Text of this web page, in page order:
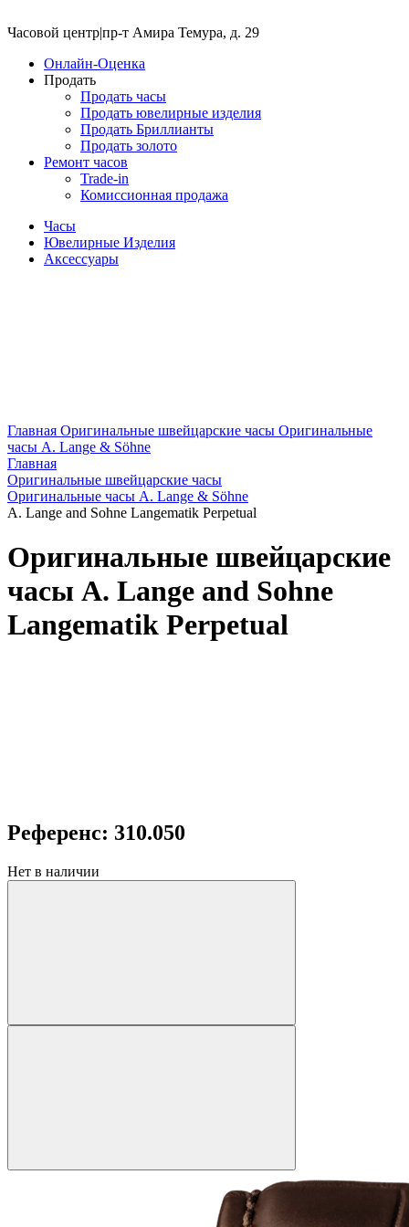
Часовой центр|пр-т Амира Темура, д. 29
Онлайн-Оценка
Продать
Продать часы
Продать ювелирные изделия
Продать Бриллианты
Продать золото
Ремонт часов
Trade-in
Комиссионная продажа
Часы
Ювелирные Изделия
Аксессуары
Главная Оригинальные швейцарские часы Оригинальные
часы A. Lange & Söhne
Главная
Оригинальные швейцарские часы
Оригинальные часы A. Lange & Söhne
A. Lange and Sohne Langematik Perpetual
Оригинальные швейцарские
часы A. Lange and Sohne
Langematik Perpetual
Референс: 310.050
Нет в наличии